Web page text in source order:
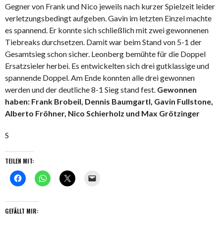
Gegner von Frank und Nico jeweils nach kurzer Spielzeit leider
verletzungsbedingt aufgeben. Gavin im letzten Einzel machte
es spannend. Er konnte sich schließlich mit zwei gewonnenen
Tiebreaks durchsetzen. Damit war beim Stand von 5-1 der
Gesamtsieg schon sicher. Leonberg bemühte für die Doppel
Ersatzsieler herbei. Es entwickelten sich drei gutklassige und
spannende Doppel. Am Ende konnten alle drei gewonnen
werden und der deutliche 8-1 Sieg stand fest. Gewonnen
haben: Frank Brobeil, Dennis Baumgartl, Gavin Fullstone,
Alberto Fröhner, Nico Schierholz und Max Grötzinger
S
TEILEN MIT:
GEFÄLLT MIR: